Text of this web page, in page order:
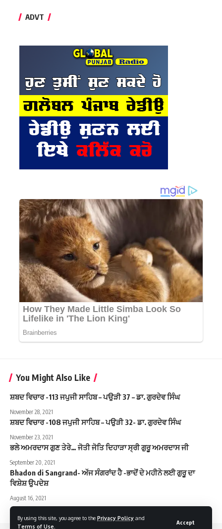
By using this site, you agree to the Privacy Policy and
Terms of Use
Accept
ADVT
You Might Also Like
ਸ਼ਬਦ ਵਿਚਾਰ -113 ਜਪੁਜੀ ਸਾਹਿਬ – ਪਉੜੀ 37 – ਡਾ. ਗੁਰਦੇਵ ਸਿੰਘ
November 28, 2021
ਸ਼ਬਦ ਵਿਚਾਰ -108 ਜਪੁਜੀ ਸਾਹਿਬ – ਪਉੜੀ 32- ਡਾ. ਗੁਰਦੇਵ ਸਿੰਘ
November 23, 2021
ਭਲੇ ਅਮਰਦਾਸ ਗੁਣ ਤੇਰੇ… ਜੋਤੀ ਜੋਤਿ ਦਿਹਾੜਾ ਸ੍ਰੀ ਗੁਰੂ ਅਮਰਦਾਸ ਜੀ
September 20, 2021
Bhadon di Sangrand- ਅੱਜ ਸੰਗਰਾਂਦ ਹੈ -ਭਾਦੋਂ ਦੇ ਮਹੀਨੇ ਲਈ ਗੁਰੂ ਦਾ
ਵਿਸ਼ੇਸ਼ ਉਪਦੇਸ਼
August 16, 2021